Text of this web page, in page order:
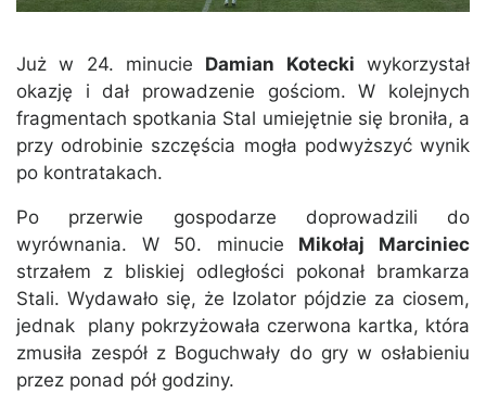
Już w 24. minucie Damian Kotecki wykorzystał
okazję i dał prowadzenie gościom. W kolejnych
fragmentach spotkania Stal umiejętnie się broniła, a
przy odrobinie szczęścia mogła podwyższyć wynik
po kontratakach.
Po przerwie gospodarze doprowadzili do
wyrównania. W 50. minucie Mikołaj Marciniec
strzałem z bliskiej odległości pokonał bramkarza
Stali. Wydawało się, że Izolator pójdzie za ciosem,
jednak plany pokrzyżowała czerwona kartka, która
zmusiła zespół z Boguchwały do gry w osłabieniu
przez ponad pół godziny.